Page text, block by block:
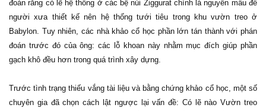
đoán rằng có lẽ hệ thống ở các bệ núi Ziggurat chính là nguyên mẫu để
người xưa thiết kế nên hệ thống tưới tiêu trong khu vườn treo ở
Babylon. Tuy nhiên, các nhà khảo cổ học phần lớn tán thành với phán
đoán trước đó của ông: các lỗ khoan này nhằm mục đích giúp phần
gạch khô đều hơn trong quá trình xây dựng.
Trước tình trạng thiếu vắng tài liệu và bằng chứng khảo cổ học, một số
chuyên gia đã chọn cách lật ngược lại vấn đề: Có lẽ nào Vườn treo